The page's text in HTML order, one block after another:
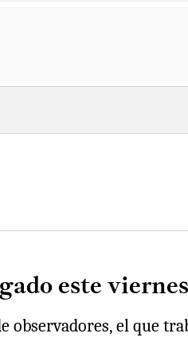
este viernes
observadores, el que